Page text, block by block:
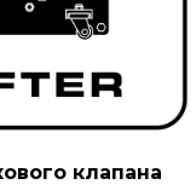
клапана